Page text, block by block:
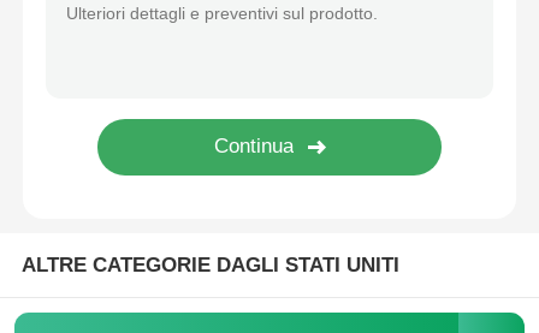
ALTRE CATEGORIE DAGLI STATI UNITI